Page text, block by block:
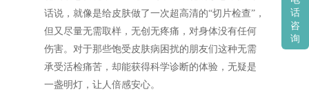
话说，就像是给皮肤做了一次超高清的“切片检查”，
但又尽量无需取样，无创无疼痛，对身体没有任何
伤害。对于那些饱受皮肤病困扰的朋友们这种无需
承受活检痛苦，却能获得科学诊断的体验，无疑是
一盏明灯，让人倍感安心。
话
咨
询